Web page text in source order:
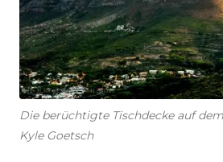
Die berüchtigte Tischdecke auf
Kyle Goetsch